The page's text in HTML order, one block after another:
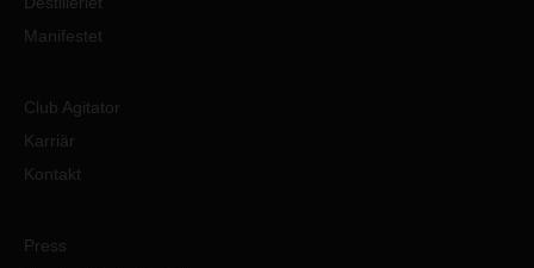
Manifestet
Club Agitator
Karriär
Kontakt
Press